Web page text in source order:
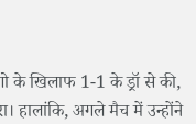
के खिलाफ 1-1 के ड्रॉ से की,
हालांकि, अगले मैच में उन्होंने